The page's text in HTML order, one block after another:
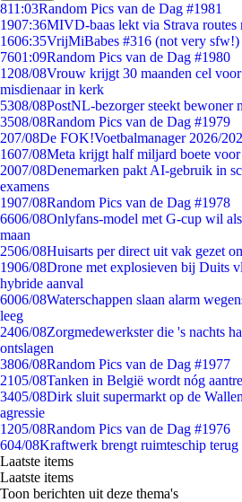
811:03Random Pics van de Dag #1981
1907:36MIVD-baas lekt via Strava routes
1606:35VrijMiBabes #316 (not very sfw!)
7601:09Random Pics van de Dag #1980
1208/08Vrouw krijgt 30 maanden cel
misdienaar in kerk
5308/08PostNL-bezorger steekt bewoner
3508/08Random Pics van de Dag #1979
207/08De FOK!Voetbalmanager 2026/
1607/08Meta krijgt half miljard boete voor
2007/08Denemarken pakt AI-gebruik in
examens
1907/08Random Pics van de Dag #1978
6606/08Onlyfans-model met G-cup wil
maan
2506/08Huisarts per direct uit vak gezet
1906/08Drone met explosieven bij Duits
hybride aanval
6006/08Waterschappen slaan alarm
leeg
2406/08Zorgmedewerkster die 's nachts
ontslagen
3806/08Random Pics van de Dag #1977
2105/08Tanken in België wordt nóg
3405/08Dirk sluit supermarkt op de
agressie
1205/08Random Pics van de Dag #1976
604/08Kraftwerk brengt ruimteschip terug
Laatste items
Laatste items
Toon berichten uit deze thema's